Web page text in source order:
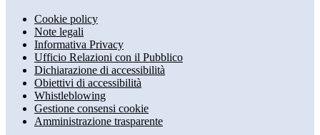
Cookie policy
Note legali
Informativa Privacy
Ufficio Relazioni con il Pubblico
Dichiarazione di accessibilità
Obiettivi di accessibilità
Whistleblowing
Gestione consensi cookie
Amministrazione trasparente